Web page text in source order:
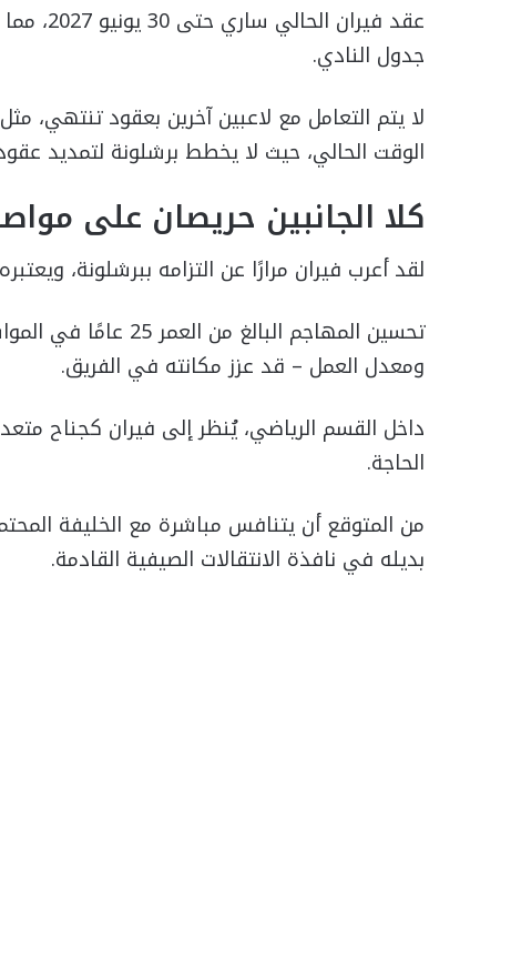
عقد
جدول النادي.
لا يتم التعامل مع لاعبين آخرين بعقود
الوقت الحالي، حيث لا يخطط برشلونة لتمديد
كلا الجانبين حريصان على
لقد أعرب فيران مرارًا عن التزامه ببرشلونة،
تحسين المهاجم
ومعدل العمل – قد عزز مكانته في الفريق.
الحاجة.
من المتوقع أن يتنافس مباشرة مع الخليفة
بديله في نافذة الانتقالات الصيفية القادمة.